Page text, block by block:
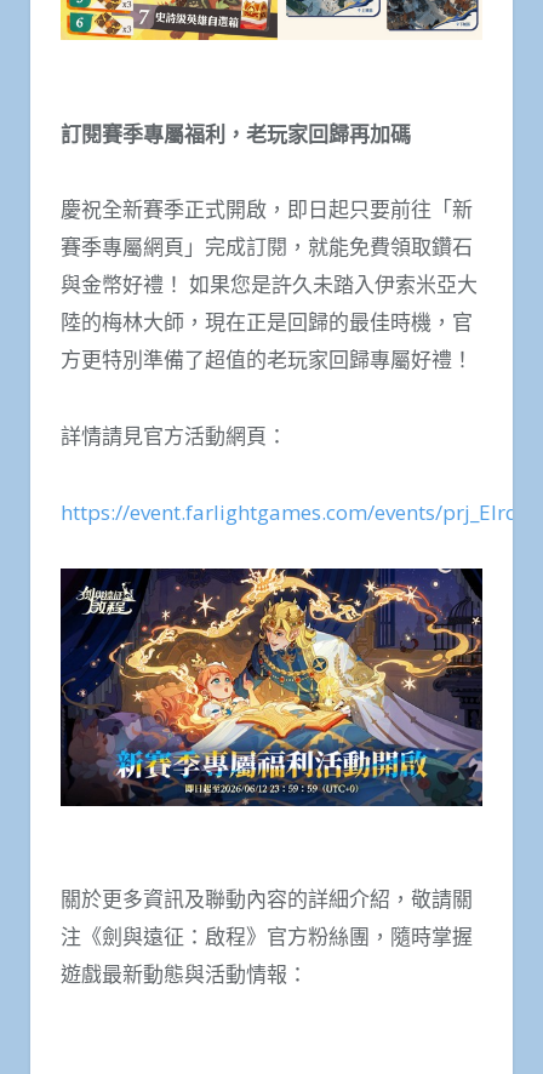
訂閱賽季專屬福利，老玩家回歸再加碼
慶祝全新賽季正式開啟，即日起只要前往「新
賽季專屬網頁」完成訂閱，就能免費領取鑽石
與金幣好禮！ 如果您是許久未踏入伊索米亞大
陸的梅林大師，現在正是回歸的最佳時機，官
方更特別準備了超值的老玩家回歸專屬好禮！
詳情請見官方活動網頁：
https://event.farlightgames.com/events/
關於更多資訊及聯動內容的詳細介紹，敬請關
注《劍與遠征：啟程》官方粉絲團，隨時掌握
遊戲最新動態與活動情報：